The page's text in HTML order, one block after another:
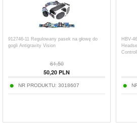
912746-11 Regulowany pasek na głowę do
gogli Antigravity Vision
61,50
50,20 PLN
NR PRODUKTU: 3018607
HBV-